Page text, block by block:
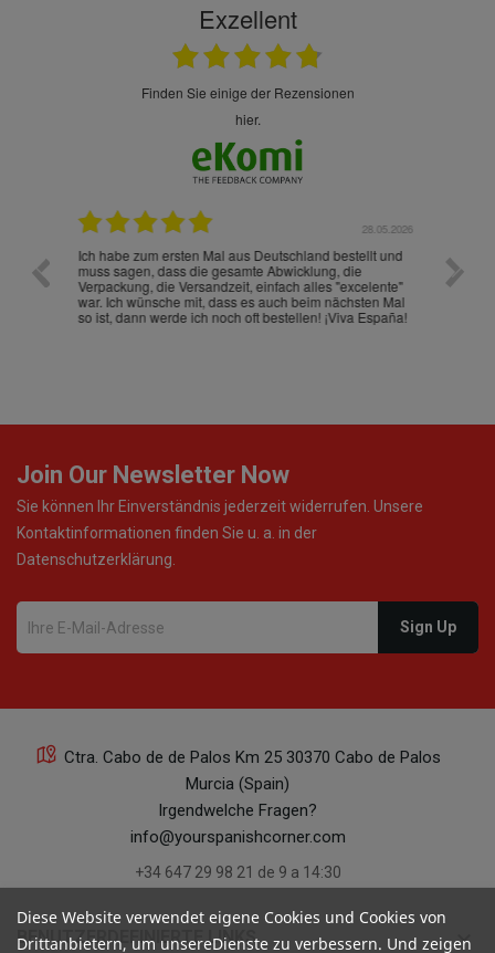
Exzellent
finden Sie einige der Rezensionen
hier.
28.05.2026
Ich habe zum ersten Mal aus Deutschland bestellt und
muss sagen, dass die gesamte Abwicklung, die
Verpackung, die Versandzeit, einfach alles "excelente"
war. Ich wünsche mit, dass es auch beim nächsten Mal
so ist, dann werde ich noch oft bestellen! ¡Viva España!
Die
gut
ist
Join Our Newsletter Now
Sie können Ihr Einverständnis jederzeit widerrufen. Unsere
Kontaktinformationen finden Sie u. a. in der
Datenschutzerklärung.
Ctra. Cabo de de Palos Km 25 30370 Cabo de Palos
Murcia (Spain)
Irgendwelche Fragen?
info@yourspanishcorner.com
+34 647 29 98 21 de 9 a 14:30
BENUTZERDEFINIERTE LINKS keyboard_arrow_down
Diese Website verwendet eigene Cookies und Cookies von
Drittanbietern, um unsereDienste zu verbessern. Und zeigen